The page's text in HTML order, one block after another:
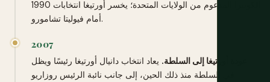
الكونترا المدعوم من الولايات المتحدة؛ يخسر أورتيغا انتخابات 1990
أمام فيوليتا تشامورو.
2007
عودة أورتيغا إلى السلطة. يعاد انتخاب دانيال أورتيغا رئيسًا ويظل
في السلطة منذ ذلك الحين، إلى جانب نائبة الرئيس روزاريو